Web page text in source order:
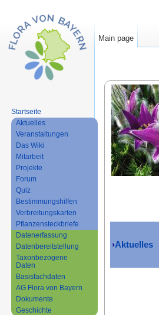
›Aktuelles
Main page
Startseite
Aktuelles
Veranstaltungen
Das Wiki
Mitarbeit
Projekte
Forum
Quiz
Bestimmungshilfen
Verbreitungskarten
Pflanzensteckbriefe
Datenerfassung
Datenbereitstellung
Taxonbezogene
Daten
Basisfachdaten
AG Flora von Bayern
Dokumente
Geschichte